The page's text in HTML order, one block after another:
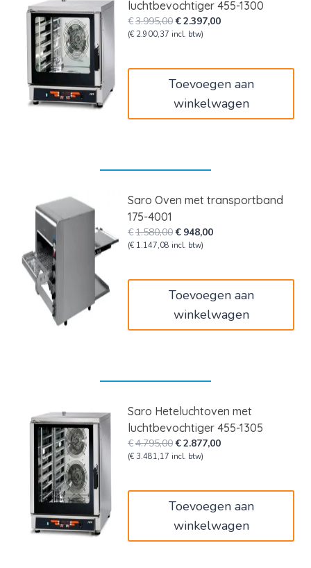
luchtbevochtiger 455-1300
€3.995,00Oorspronkelijke
prijs
€2.397,00Huidige
(€ 2.900,37 incl. btw)
Toevoegen aan
winkelwagen
Saro Oven met transportband
175-4001
€1.580,00Oorspronkelijke
prijs
€ 948,00Huidige
(€ 1.147,08 incl. btw)
Toevoegen aan
winkelwagen
Saro Heteluchtoven met
luchtbevochtiger 455-1305
€4.795,00Oorspronkelijke
prijs
€2.877,00Huidige
(€ 3.481,17 incl. btw)
Toevoegen aan
winkelwagen